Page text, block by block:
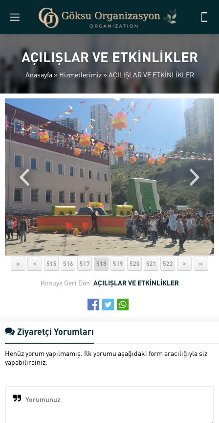
AÇILIŞLAR VE ETKİNLİKLER
Anasayfa» Hizmetlerimiz» AÇILIŞLAR VE ETKİNLİKLER
« < 515 516 517 518 519 520 521 522 > »
Konuya Geri Dön: AÇILIŞLAR VE ETKİNLİKLER
Ziyaretçi Yorumları
Henüz yorum yapılmamış. İlk yorumu aşağıdaki form aracılığıyla siz
yapabilirsiniz.